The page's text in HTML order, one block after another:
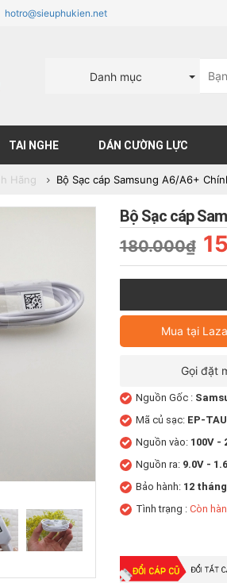
hotro@sieuphukien.net
Danh mục
TAI NGHE DÁN CƯỜNG LỰC
Hãng Bộ Sạc cáp Samsung A6/A6+
Bộ Sạc cáp
180.000₫
Mua tại
Gọi đặt
Nguồn Gốc :
Mã củ sạc: EP-
Nguồn vào: 100V -
Nguồn ra: 9.0V -
Bảo hành: 12 tháng
Tình trạng : Còn